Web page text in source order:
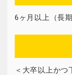
6ヶ月以上（長期
＜大卒以上かつ